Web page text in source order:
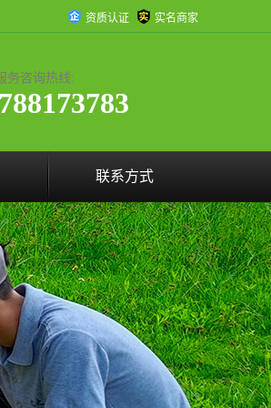
资质认证 实名商家
务咨询热线:
联系方式